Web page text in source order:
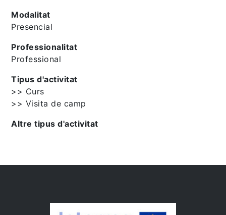
Modalitat
Presencial
Professionalitat
Professional
Tipus d'activitat
>> Curs
>> Visita de camp
Altre tipus d'activitat